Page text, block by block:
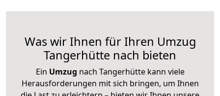
Was wir Ihnen für Ihren Umzug
Tangerhütte nach bieten
Ein Umzug nach Tangerhütte kann viele
Herausforderungen mit sich bringen, um Ihnen